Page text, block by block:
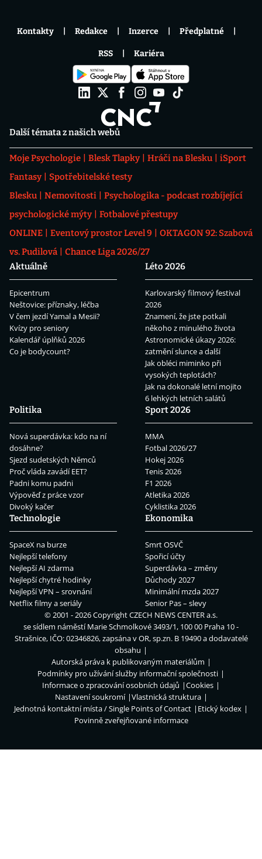
Další témata z našich webů
Moje Psychologie Blesk Tlapky Hráči na Blesku
iSport
Fantasy
Spotřebitelské testy
Blesku
Nemovitosti
Psychologika - podcast rozbíjející
psychologické mýty
Fotbalové přestupy
ONLINE
Eventový prostor Level 9
OKTAGON 92: Szabová
vs. Pudilová
Chance Liga 2026/27
Aktuálně
Epicentrum
Neštovice: příznaky, léčba
V čem jezdí Yamal a Mesii?
Kvízy pro seniory
Kalendář úplňků 2026
Co je bodycount?
Léto 2026
Karlovarský filmový festival
2026
Znamení, že jste potkali
někoho z minulého života
Astronomické úkazy 2026:
zatmění slunce a další
Jak obléci miminko při
vysokých teplotách?
Jak na dokonalé letní mojito
6 lehkých letních salátů
Politika
Nová superdávka: kdo na ní
dosáhne?
Sjezd sudetských Němců
Proč vláda zavádí EET?
Padni komu padni
Výpověď z práce vzor
Divoký kačer
Sport 2026
MMA
Fotbal 2026/27
Hokej 2026
Tenis 2026
F1 2026
Atletika 2026
Cyklistika 2026
Technologie
SpaceX na burze
Nejlepší telefony
Nejlepší AI zdarma
Nejlepší chytré hodinky
Nejlepší VPN – srovnání
Netflix filmy a seriály
Ekonomika
Smrt OSVČ
Spořicí účty
Superdávka – změny
Důchody 2027
Minimální mzda 2027
Senior Pas – slevy
Kontakty Redakce Inzerce Předplatné
RSS Kariéra
© 2001 - 2026 CopyrightCZECH NEWS CENTER a.s.
se sídlem náměstí Marie Schmolkové 3493/1, 100 00 Praha 10 -
Strašnice, IČO: 02346826, zapsána v OR, sp.zn. B 19490 a dodavatelé
obsahu
Autorská práva k publikovaným materiálům
Podmínky pro užívání služby informační společnosti
Informace o zpracování osobních údajů
Cookies
Nastavení soukromí
Vlastnická struktura
Jednotná kontaktní místa / Single Points of Contact
Etický kodex
Povinně zveřejňované informace